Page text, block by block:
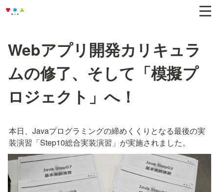
Webアプリ開発カリキュラ
ムの修了、そして「模擬プ
ロジェクト」へ！
本日、Javaプログラミングの締めくくりとなる最後の実
装演習「Step10総合実装演習」が実施されました。